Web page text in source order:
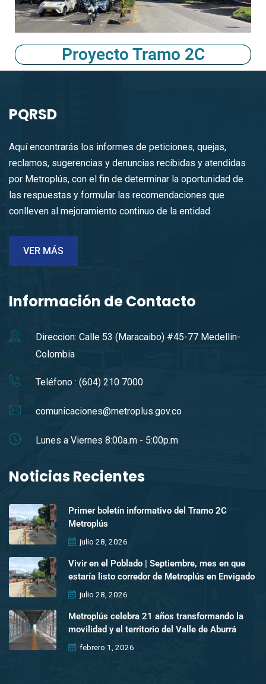
Proyecto Tramo 2C
PQRSD
Aquí encontrarás los informes de peticiones, quejas,
reclamos, sugerencias y denuncias recibidas y atendidas
por Metroplús, con el fin de determinar la oportunidad de
las respuestas y formular las recomendaciones que
conlleven al mejoramiento continuo de la entidad.
VER MÁS
Información de Contacto
Direccion: Calle 53 (Maracaibo) #45-77 Medellín-
Colombia
Teléfono : (604) 210 7000
comunicaciones@metroplus.gov.co
Lunes a Viernes 8:00a.m - 5:00p.m
Noticias Recientes
Primer boletín informativo del Tramo 2C
Metroplús
julio 28, 2026
Vivir en el Poblado | Septiembre, mes en que
estaría listo corredor de Metroplús en Envigado
julio 28, 2026
Metroplús celebra 21 años transformando la
movilidad y el territorio del Valle de Aburrá
febrero 1, 2026